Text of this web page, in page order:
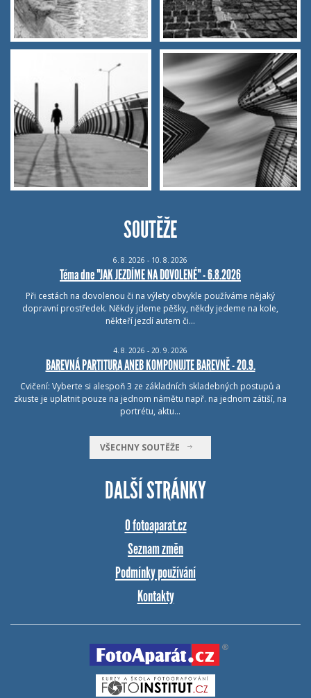
SOUTĚŽE
6. 8. 2026 - 10. 8. 2026
Téma dne "JAK JEZDÍME NA DOVOLENÉ" - 6.8.2026
Při cestách na dovolenou či na výlety obvykle používáme nějaký
dopravní prostředek. Někdy jdeme pěšky, někdy jedeme na kole,
někteří jezdí autem či…
4. 8. 2026 - 20. 9. 2026
BAREVNÁ PARTITURA ANEB KOMPONUJTE BAREVNĚ - 20.9.
Cvičení: Vyberte si alespoň 3 ze základních skladebných postupů a
zkuste je uplatnit pouze na jednom námětu např. na jednom zátiší, na
portrétu, aktu…
VŠECHNY SOUTĚŽE
DALŠÍ STRÁNKY
O fotoaparat.cz
Seznam změn
Podmínky používání
Kontakty